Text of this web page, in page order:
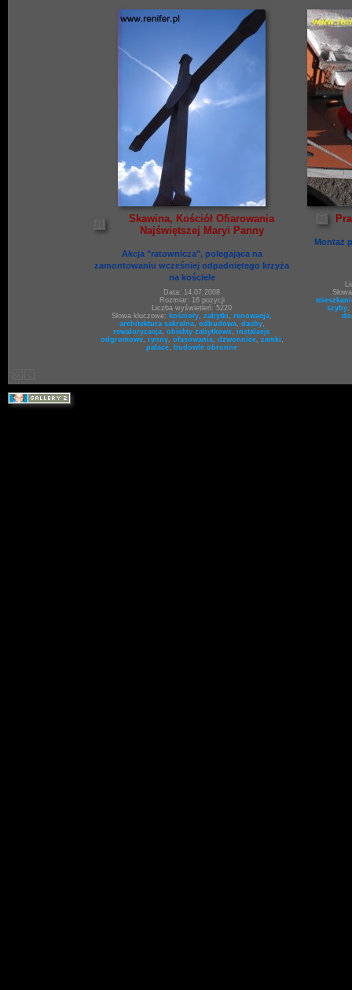
Skawina, Kościół Ofiarowania
Najświętszej Maryi Panny
Akcja "ratownicza", polegająca na
zamontowaniu wcześniej odpadniętego krzyża
na kościele
Data: 14.07.2008
Rozmiar: 16 pozycji
Liczba wyświetleń: 5220
Słowa kluczowe: kościoły, zabytki , renowacja,
architektura sakralna, odbudowa, dachy,
rewaloryzacja, obiekty zabytkowe, instalacje
odgromowe, rynny, ofasowania, dzwonnice, zamki ,
pałace, budowle obronne
Montaż
szyby,